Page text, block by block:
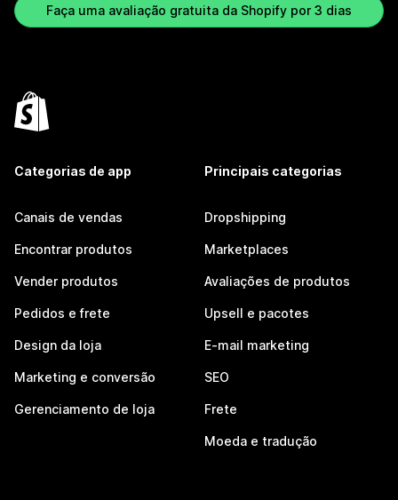
Faça uma avaliação gratuita da Shopify por 3 dias
Categorias de app
Canais de vendas
Encontrar produtos
Vender produtos
Pedidos e frete
Design da loja
Marketing e conversão
Gerenciamento de loja
Principais categorias
Dropshipping
Marketplaces
Avaliações de produtos
Upsell e pacotes
E-mail marketing
SEO
Frete
Moeda e tradução